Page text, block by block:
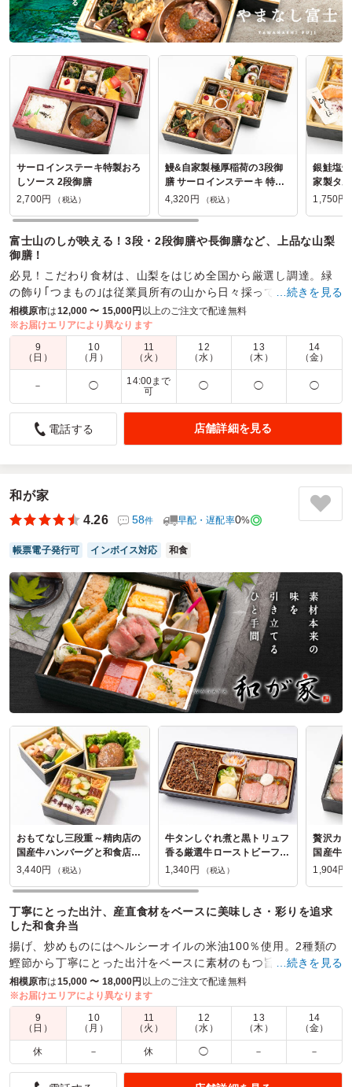
サーロインステーキ特製おろ
しソース 2段御膳
2,700円
（税込）
鰻&自家製極厚稲荷の3段御
膳 サーロインステーキ 特製
和風おろしソース
4,320円 （税込）
銀鮭塩
家製タ
1,750円
富士山のしが映える！3段・2段御膳や長御膳など、上品な山梨
御膳！
必見！こだわり食材は、山梨をはじめ全国から厳選し調達。緑
の飾り｢つまもの｣は従業員所有の山から日々採ってきます！
商品数： 30 締切日時： 2日前23:45 価格帯： 1,750円～4,320円
配達時間： 9:00～17:00
美味しくて見栄えもよくて大満足です。
プライベートナース
指定時間に届けて下さり、とてもおいしかったです。
お値段に見合う内容でした。参加してくださった方からも
べれました。次回も注文したいと思います
ご利用シーン：イベント
参加者の年齢：
50代～60代 男女比：
神奈川県相模原市緑区下九沢2022/12/13
やまなし富士の口コミをもっと見る
…続きを見る
相模原市は12,000 〜 15,000円 以上のご注文で配達無料
※お届けエリアにより異なります
9
（日）
10
（月）
11
（火）
12
（水）
13
（木）
14
（金）
－ ◯
14:00まで
可
◯ ◯ ◯
電話する 店舗詳細を見る
和が家
4.26
58件 早配・遅配率0%
帳票電子発行可 インボイス対応 和食
おもてなし三段重～精肉店の
国産牛ハンバーグと和食店の
おばんざい～
3,440円 （税込）
牛タンしぐれ煮と黒トリュフ
香る厳選牛ローストビーフ弁
当
1,340円 （税込）
贅沢カ
国産牛
1,904円
丁寧にとった出汁、産直食材をベースに美味しさ・彩りを追求
した和食弁当
揚げ、炒めものにはヘルシーオイルの米油100％使用。2種類の
鰹節から丁寧にとった出汁をベースに素材のもつ旨味を引き出
すための「ひと手間」にこだわったおもてなし弁当。
商品数： 34 締切日時： 1日前16:00 価格帯： 1,340円～3,440円
配達時間：
8:30～18:00
見た目もキレイで評価がよかったです
…続きを見る
相模原市は15,000 〜 18,000円 以上のご注文で配達無料
※お届けエリアにより異なります
9
（日）
10
（月）
11
（火）
12
（水）
13
（木）
14
（金）
休 － 休 ◯ － －